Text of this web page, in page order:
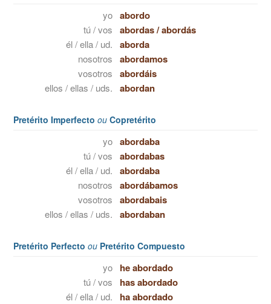
yo abordo
tú / vos abordas/abordás
él / ella / ud. aborda
nosotros abordamos
vosotros abordáis
ellos / ellas / uds. abordan
Pretérito Imperfecto ou Copretérito
yo abordaba
tú / vos abordabas
él / ella / ud. abordaba
nosotros abordábamos
vosotros abordabais
ellos / ellas / uds. abordaban
Pretérito Perfecto ou Pretérito Compuesto
yo he abordado
tú / vos has abordado
él / ella / ud. ha abordado